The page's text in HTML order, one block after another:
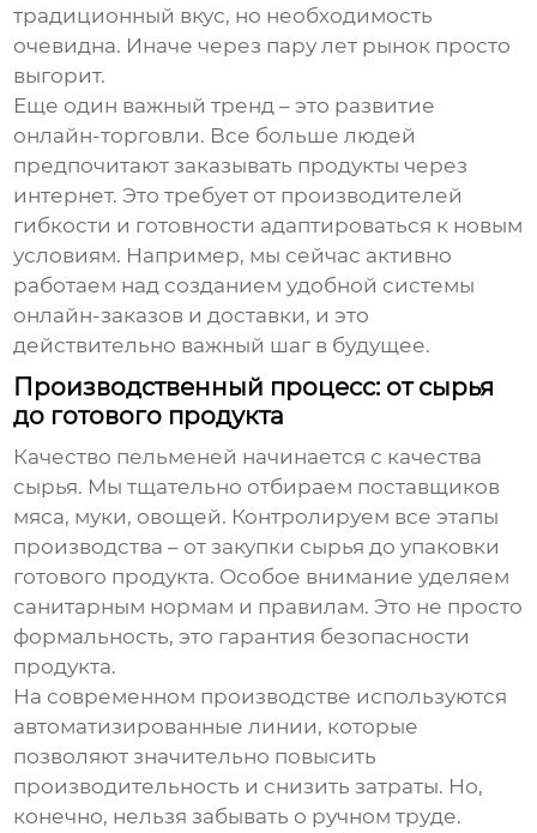
традиционный вкус, но необходимость
очевидна. Иначе через пару лет рынок просто
выгорит.
Еще один важный тренд – это развитие
онлайн-торговли. Все больше людей
предпочитают заказывать продукты через
интернет. Это требует от производителей
гибкости и готовности адаптироваться к новым
условиям. Например, мы сейчас активно
работаем над созданием удобной системы
онлайн-заказов и доставки, и это
действительно важный шаг в будущее.
Производственный процесс: от сырья
до готового продукта
Качество пельменей начинается с качества
сырья. Мы тщательно отбираем поставщиков
мяса, муки, овощей. Контролируем все этапы
производства – от закупки сырья до упаковки
готового продукта. Особое внимание уделяем
санитарным нормам и правилам. Это не просто
формальность, это гарантия безопасности
продукта.
На современном производстве используются
автоматизированные линии, которые
позволяют значительно повысить
производительность и снизить затраты. Но,
конечно, нельзя забывать о ручном труде.